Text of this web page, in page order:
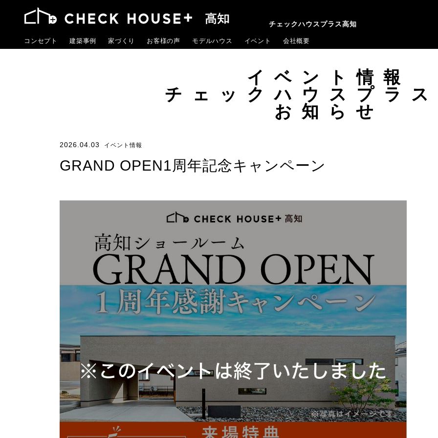
チェックハウスプラス高知
コンセプト 建築事例 家づくり お客様の声 モデルハウス イベント 会社概要
イベント情報
チェックハウスプラ
お知らせ
2026.04.03 イベント情報
GRAND OPEN1周年記念キャンペーン